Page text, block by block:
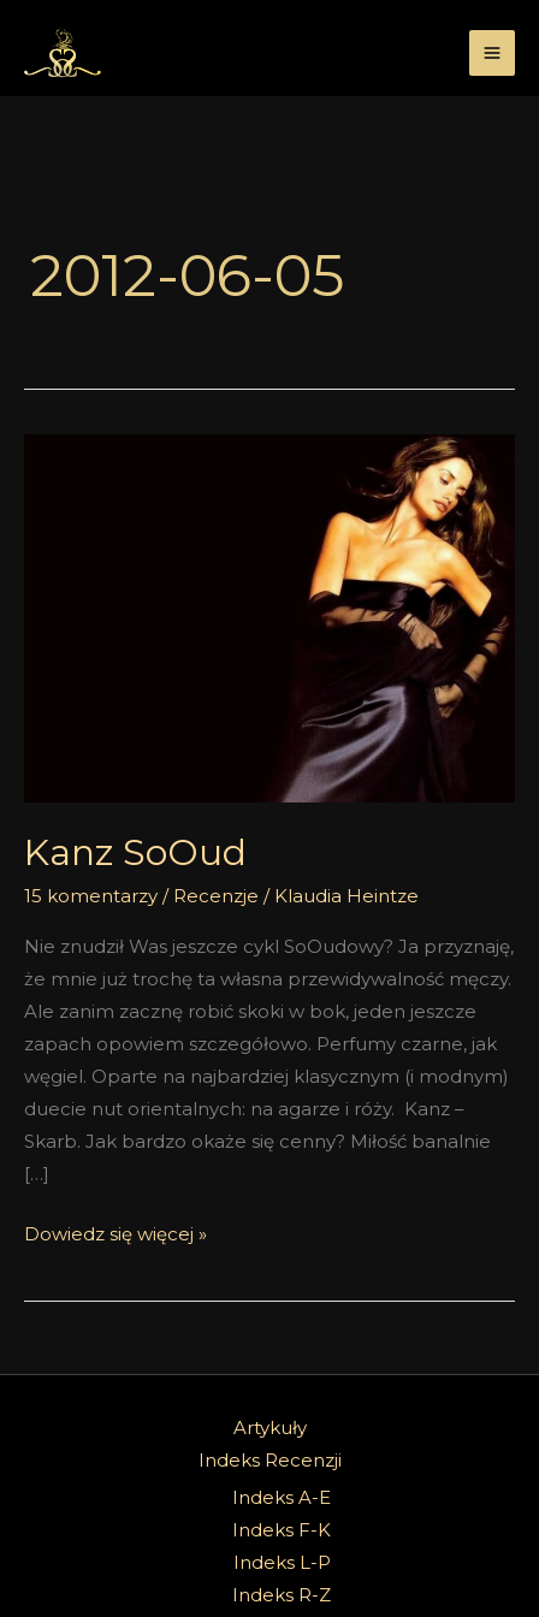
treści
2012-06-05
Kanz SoOud
15 komentarzy / Recenzje / Klaudia Heintze
Nie znudził Was jeszcze cykl SoOudowy? Ja przyznaję,
że mnie już trochę ta własna przewidywalność męczy.
Ale zanim zacznę robić skoki w bok, jeden jeszcze
zapach opowiem szczegółowo. Perfumy czarne, jak
węgiel. Oparte na najbardziej klasycznym (i modnym)
duecie nut orientalnych: na agarze i róży. Kanz –
Skarb. Jak bardzo okaże się cenny? Miłość banalnie
[…]
Dowiedz się więcej »
Artykuły
Indeks Recenzji
Indeks A-E
Indeks F-K
Indeks L-P
Indeks R-Z